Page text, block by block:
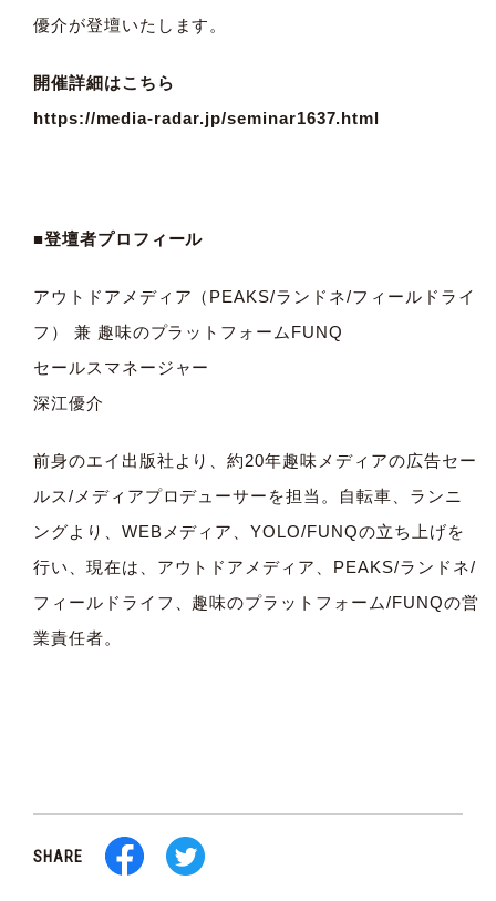
優介が登壇いたします。
開催詳細はこちら
https://media-radar.jp/seminar1637.html
■登壇者プロフィール
アウトドアメディア（PEAKS/ランドネ/フィールドライ
フ） 兼 趣味のプラットフォームFUNQ
セールスマネージャー
深江優介
前身のエイ出版社より、約20年趣味メディアの広告セー
ルス/メディアプロデューサーを担当。自転車、ランニ
ングより、WEBメディア、YOLO/FUNQの立ち上げを
行い、現在は、アウトドアメディア、PEAKS/ランドネ/
フィールドライフ、趣味のプラットフォーム/FUNQの営
業責任者。
SHARE